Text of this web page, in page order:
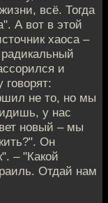
всё. Тогда
А вот в этой
хаоса –
и
не то, но мы
у нас
новый – мы
Он
– "Какой
Отдай нам